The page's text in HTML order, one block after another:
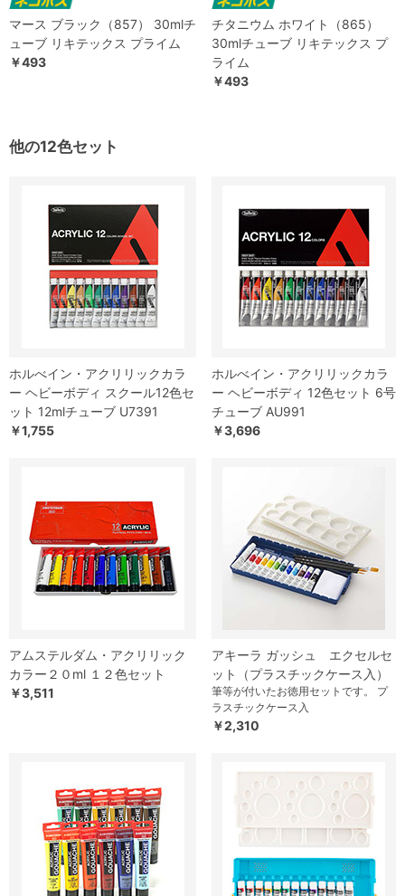
マース ブラック（857） 30mlチ
ューブ リキテックス プライム
￥493
チタニウム ホワイト（865）
30mlチューブ リキテックス プ
ライム
￥493
他の12色セット
ホルべイン・アクリリックカラ
ー ヘビーボディ スクール12色セ
ット 12mlチューブ U7391
￥1,755
ホルべイン・アクリリックカラ
ー ヘビーボディ 12色セット 6号
チューブ AU991
￥3,696
アムステルダム・アクリリック
カラー２０ml １２色セット
￥3,511
アキーラ ガッシュ エクセルセ
ット（プラスチックケース入）
筆等が付いたお徳用セットです。 プ
ラスチックケース入
￥2,310